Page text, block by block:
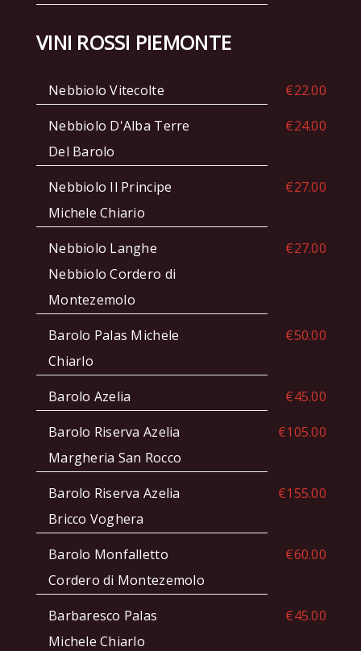
VINI ROSSI PIEMONTE
Nebbiolo Vitecolte
€22.00
Nebbiolo D'Alba Terre
Del Barolo
€24.00
Nebbiolo Il Principe
Michele Chiario
€27.00
Nebbiolo Langhe
Nebbiolo Cordero di
Montezemolo
€27.00
Barolo Palas Michele
Chiarlo
€50.00
Barolo Azelia
€45.00
Barolo Riserva Azelia
Margheria San Rocco
€105.00
Barolo Riserva Azelia
Bricco Voghera
€155.00
Barolo Monfalletto
Cordero di Montezemolo
€60.00
Barbaresco Palas
Michele Chiarlo
€45.00